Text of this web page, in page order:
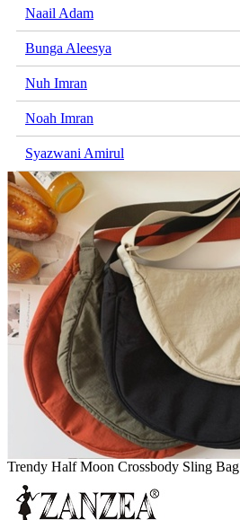
Naail Adam
Bunga Aleesya
Nuh Imran
Noah Imran
Syazwani Amirul
Trendy Half Moon Crossbody Sling Bag